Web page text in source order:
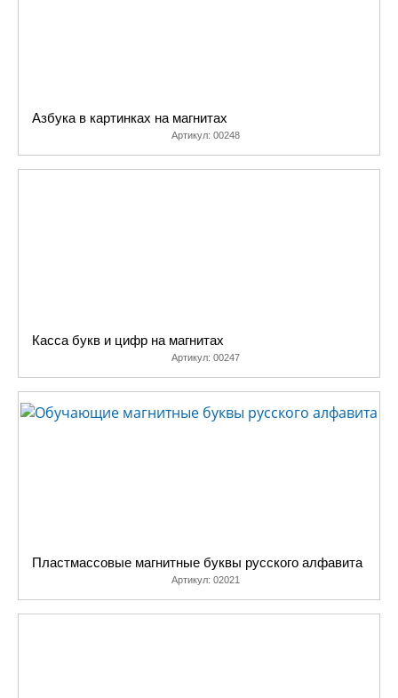
Азбука в картинках на магнитах
Артикул: 00248
Касса букв и цифр на магнитах
Артикул: 00247
Пластмассовые магнитные буквы русского алфавита
Артикул: 02021